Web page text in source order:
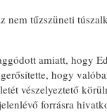
nem tűzszüneti
amiatt, hogy
hogy
vészelyeztető
forrásra